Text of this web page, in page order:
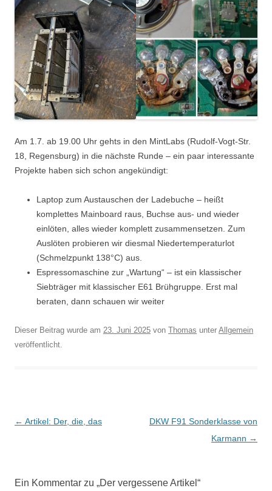
Am 1.7. ab 19.00 Uhr gehts in den MintLabs (Rudolf-Vogt-Str.
18, Regensburg) in die nächste Runde – ein paar interessante
Projekte haben sich schon angekündigt:
Laptop zum Austauschen der Ladebuche – heißt
komplettes Mainboard raus, Buchse aus- und wieder
einlöten, alles wieder komplett zusammensetzen. Zum
Auslöten probieren wir diesmal Niedertemperaturlot
(Schmelzpunkt 138°C) aus.
Espressomaschine zur „Wartung“ – ist ein klassischer
Siebträger mit klassischer E61 Brühgruppe. Erst mal
beraten, dann schauen wir weiter
Dieser Beitrag wurde am 23. Juni 2025 von Thomas unter Allgemein
veröffentlicht.
Beitragsnavigation
← Artikel: Der, die, das
DKW F91 Sonderklasse von
Karmann →
Ein Kommentar zu „Der vergessene Artikel “